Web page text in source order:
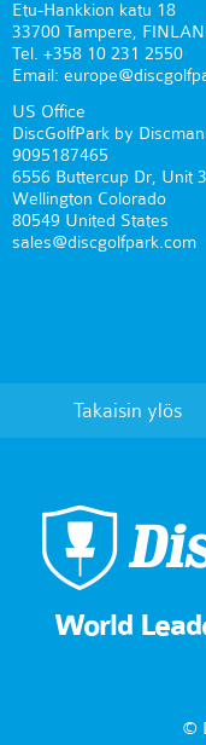
Etu-Hankkion katu 18
33700 Tampere,
Tel. +358 10 231 2550
Email:
US Office
DiscGolfPark by
9095187465
6556 Buttercup Dr, Unit 3
Wellington Colorado
80549 United States
sales@discgolfpark.com
Takaisin ylös
World
©